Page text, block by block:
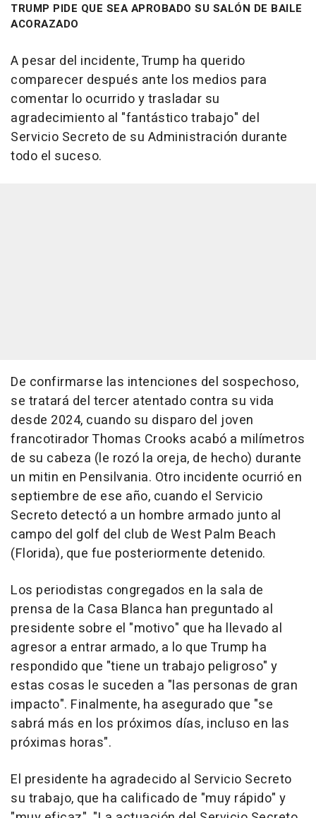
TRUMP PIDE QUE SEA APROBADO SU SALÓN DE BAILE
ACORAZADO
A pesar del incidente, Trump ha querido
comparecer después ante los medios para
comentar lo ocurrido y trasladar su
agradecimiento al "fantástico trabajo" del
Servicio Secreto de su Administración durante
todo el suceso.
De confirmarse las intenciones del sospechoso,
se tratará del tercer atentado contra su vida
desde 2024, cuando su disparo del joven
francotirador Thomas Crooks acabó a milímetros
de su cabeza (le rozó la oreja, de hecho) durante
un mitin en Pensilvania. Otro incidente ocurrió en
septiembre de ese año, cuando el Servicio
Secreto detectó a un hombre armado junto al
campo del golf del club de West Palm Beach
(Florida), que fue posteriormente detenido.
Los periodistas congregados en la sala de
prensa de la Casa Blanca han preguntado al
presidente sobre el "motivo" que ha llevado al
agresor a entrar armado, a lo que Trump ha
respondido que "tiene un trabajo peligroso" y
estas cosas le suceden a "las personas de gran
impacto". Finalmente, ha asegurado que "se
sabrá más en los próximos días, incluso en las
próximas horas".
El presidente ha agradecido al Servicio Secreto
su trabajo, que ha calificado de "muy rápido" y